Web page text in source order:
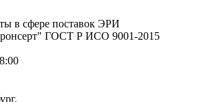
в сфере поставок ЭРИ
ГОСТ Р ИСО 9001-2015